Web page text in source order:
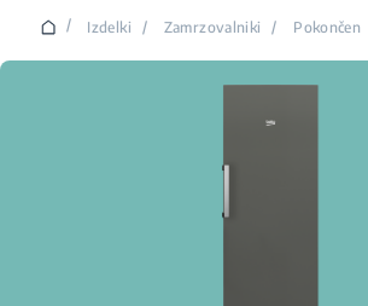
/ Izdelki / Zamrzovalniki / Pokončen